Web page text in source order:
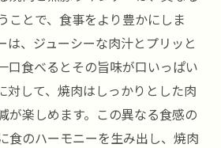
ことで、食事をより豊かにしま
は、ジューシーな肉汁とプリッと
口食べるとその旨味が口いっぱい
対して、焼肉はしっかりとした肉
が楽しめます。この異なる食感の
食のハーモニーを生み出し、焼肉